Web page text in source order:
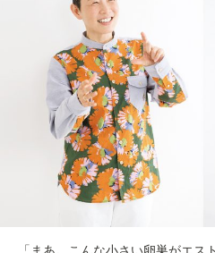
「まあ。こんな小さい卵巣がエス